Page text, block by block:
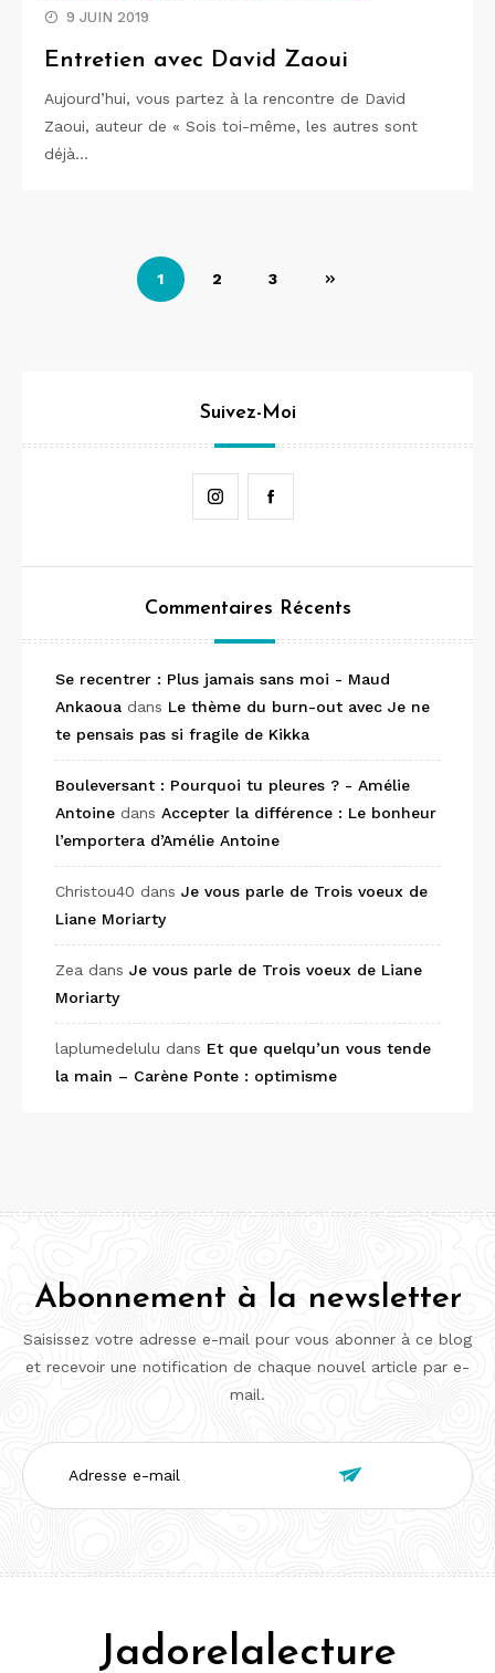
9 JUIN 2019
Entretien avec David Zaoui
Aujourd’hui, vous partez à la rencontre de David
Zaoui, auteur de « Sois toi-même, les autres sont
déjà…
Navigation
1 2 3
Suivez-Moi
Instagram
Commentaires Récents
Se recentrer : Plus jamais sans moi - Maud
Ankaoua dans Le thème du burn-out avec Je ne
te pensais pas si fragile de Kikka
Bouleversant : Pourquoi tu pleures ? - Amélie
Antoine dans Accepter la différence : Le bonheur
l’emportera d’Amélie Antoine
Christou40 dans Je vous parle de Trois voeux de
Liane Moriarty
Zea dans Je vous parle de Trois voeux de Liane
Moriarty
laplumedelulu dans Et que quelqu’un vous tende
la main – Carène Ponte : optimisme
Abonnement à la newsletter
Saisissez votre adresse e-mail pour vous abonner à ce blog
et recevoir une notification de chaque nouvel article par e-
mail.
Adresse
e-
mail

Jadorelalecture